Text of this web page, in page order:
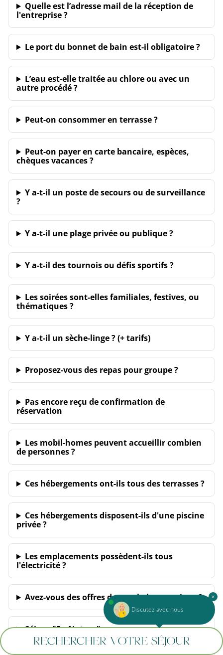
RECHERCHER VOTRE SÉJOUR
Quelle est l’adresse mail de la réception de
l'entreprise ?
Le port du bonnet de bain est-il obligatoire ?
L’eau est-elle traitée au chlore ou avec un
autre procédé ?
Peut-on consommer en terrasse ?
Peut-on payer en carte bancaire, espèces,
chèques vacances ?
Y a-t-il un poste de secours ou de surveillance
?
Y a-t-il une plage privée ou publique ?
Y a-t-il des tournois ou défis sportifs ?
Les soirées sont-elles familiales, festives, ou
thématiques ?
Y a-t-il un sèche-linge ? (+ tarifs)
Proposez-vous des repas pour groupe ?
Pas encore reçu de confirmation de
réservation
Les mobil-homes peuvent accueillir combien
de personnes ?
Ces hébergements ont-ils tous des terrasses ?
Ces hébergements disposent-ils d'une piscine
privée ?
Les emplacements possèdent-ils tous
l'électricité ?
Avez-vous des offres durant la basse saison ?
Séjour "En Nature"
Discutez avec nous